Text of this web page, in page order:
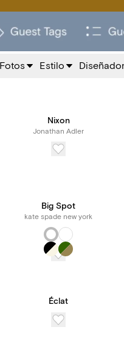
Estilo
Nixon
Jonathan Adler
Big Spot
kate spade new york
Éclat